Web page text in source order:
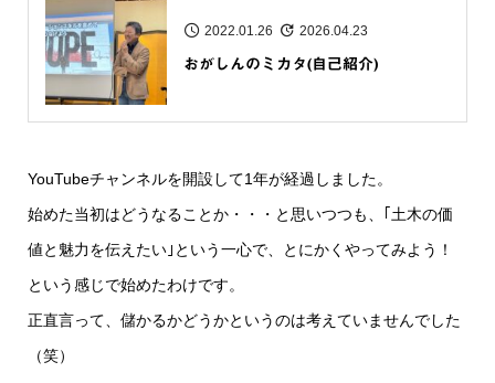
2022.01.26 2026.04.23
おがしんのミカタ(自己紹介)
YouTubeチャンネルを開設して1年が経過しました。
始めた当初はどうなることか・・・と思いつつも、｢土木の価
値と魅力を伝えたい｣という一心で、とにかくやってみよう！
という感じで始めたわけです。
正直言って、儲かるかどうかというのは考えていませんでした
（笑）